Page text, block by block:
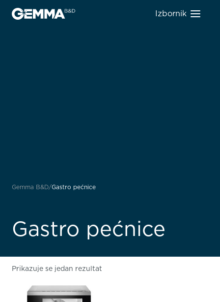
Izbornik
Gemma B&D Gastro pećnice
Gastro pećnice
Prikazuje se jedan rezultat